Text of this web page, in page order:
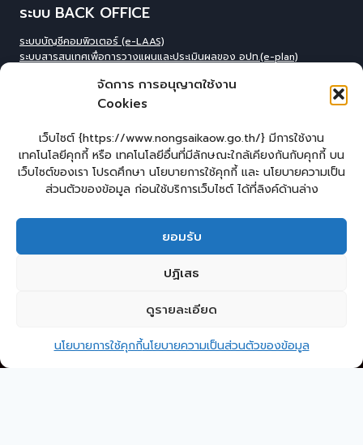
จัดการ การอนุญาตใช้งาน
Cookies
เว็บไซต์ {https://www.nongsaikaow.go.th/} มีการใช้งาน
เทคโนโลยีคุกกี้ หรือ เทคโนโลยีอื่นที่มีลักษณะใกล้เคียงกันกับคุกกี้ บน
เว็บไซต์ของเรา โปรดศึกษา นโยบายการใช้คุกกี้ และ นโยบายความเป็น
ส่วนตัวของข้อมูล ก่อนใช้บริการเว็บไซต์ ได้ที่ลิงค์ด้านล่าง
ยอมรับ
ปฏิเสธ
ดูรายละเอียด
นโยบายการใช้คุกกี้นโยบายความเป็นส่วนตัวของข้อมูล
ระบบ BACK OFFICE
ระบบบัญชีคอมพิวเตอร์ (e-LAAS)
ระบบสารสนเทศเพื่อการวางแผนและประเมินผลของ อปท.(e-plan)
ระบบข้อมูลบุคลากรองค์กร(IHR)
ระบบสารสนเทศข้อมูล competincy ของบุคลากรทุกตำแหน่ง (กรอบอัตรา
ระบบสารสนเทศการจัดการฐานข้อมูลเบี้ยยังชีพขององค์กร
ปกครอง(welfare)
ระบบสารสนเทศทางการศีกษาท้องถิ่น(Lec)
ระบบข้อมูลสารสนเทศทางการศึกษาท้องถิ่น(SIS)
ระบบข้อมูลสารสนเทศทางการศึกษาท้องถิ่น ศูนย์พัฒนาเด็กเล็ก(CCIS)
แบบคำร้องทั่วไปออนไลน์
ติดต่อ อบต.
Copyright © 2026 องค์การบริหารส่วนตำบลหนองทรายขาว